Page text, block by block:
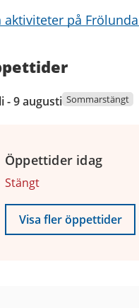
aktiviteter på
- 9 augusti Sommarstängt
Öppettider idag
Stängt
Visa fler öppettider